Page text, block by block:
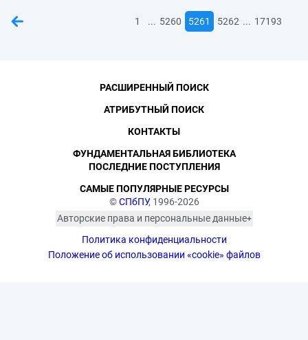
1 ... 5260 5261 5262 ... 17193
©СПбПУ, 1996-2026
Авторские права и персональные данные
изображённых лиц в соответствии
с требованиями законодательства
Политика конфиденциальности
Положение об использовании «cookie» файлов
РАСШИРЕННЫЙ ПОИСК
АТРИБУТНЫЙ ПОИСК
КОНТАКТЫ
ФУНДАМЕНТАЛЬНАЯ БИБЛИОТЕКА
ПОСЛЕДНИЕ ПОСТУПЛЕНИЯ
САМЫЕ ПОПУЛЯРНЫЕ РЕСУРСЫ